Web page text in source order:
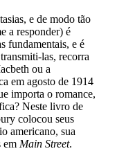
e de modo tão
a responder) é
fundamentais, e é
las, recorra
ou a
em agosto de 1914
importa o romance,
Neste livro de
colocou seus
americano, sua
em Main Street.